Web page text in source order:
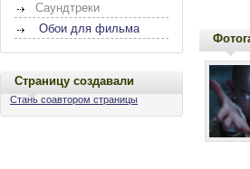
Саундтреки
Обои для фильма
Страницу создавали
Стань соавтором страницы